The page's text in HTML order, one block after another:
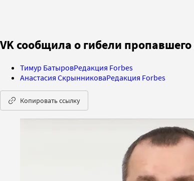
VK сообщила о гибели
Тимур БатыровРедакция Forbes
Анастасия СкрынниковаРедакция Forbes
Копировать ссылку